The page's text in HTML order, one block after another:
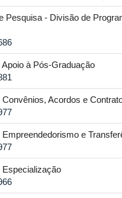
Pesquisa - Divisão de
à Pós-Graduação
Convênios, Acordos e
e
Especialização